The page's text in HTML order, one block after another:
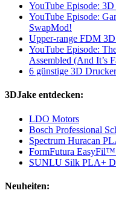
YouTube Episode:
YouTube Episode:
SwapMod!
Upper-range FDM
YouTube Episode:
Assembled (And It’s
6 günstige 3D
3DJake entdecken:
LDO Motors
Bosch Professional
Spectrum Huracan
FormFutura
SUNLU Silk PLA+
Neuheiten: